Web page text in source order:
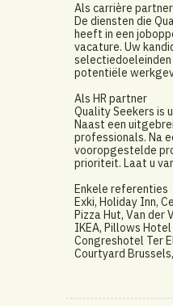
Als carrière partner
De diensten die
heeft in een
vacature. Uw
selectiedoeleinden
potentiële
Als HR partner
Quality Seekers is
Naast een
professionals. Na
vooropgestelde
prioriteit. Laat u
Enkele referenties
Exki, Holiday Inn,
Pizza Hut, Van der
IKEA, Pillows
Congreshotel Ter
Courtyard